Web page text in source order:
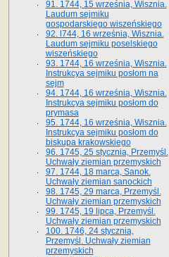
91. 1744, 15 września, Wisznia.
Laudum sejmiku
gospodarskiego wiszeńskiego
92. l744, 16 września, Wisznia.
Laudum sejmiku poselskiego
wiszeńskiego
93. 1744, 16 września, Wisznia.
Instrukcya sejmiku posłom na
sejm
94. 1744, 16 września, Wisznia.
Instrukcya sejmiku posłom do
prymasa
95. 1744, 16 września, Wisznia.
Instrukcya sejmiku posłom do
biskupa krakowskiego
96. 1745, 25 stycznia, Przemyśl.
Uchwały ziemian przemyskich
97. 1744, 18 marca, Sanok.
Uchwały ziemian sanockich
98. 1745, 29 marca, Przemyśl.
Uchwały ziemian przemyskich
99. 1745, 19 lipca, Przemyśl.
Uchwały ziemian przemyskich
100. 1746, 24 stycznia,
Przemyśl. Uchwały ziemian
przemyskich